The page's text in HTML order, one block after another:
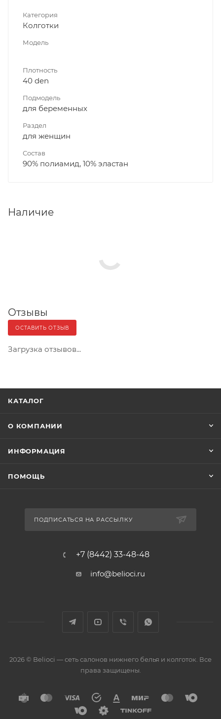
Категория
Колготки
Модель
Плотность
40 den
Подмодель
для беременных
Раздел
для женщин
Состав
90% полиамид, 10% эластан
Наличие
Отзывы
ОСТАВИТЬ ОТЗЫВ
Загрузка отзывов...
КАТАЛОГ
О КОМПАНИИ
ИНФОРМАЦИЯ
ПОМОЩЬ
ПОДПИСАТЬСЯ НА РАССЫЛКУ
+7 (8442) 33-48-48
info@belioci.ru
2026 © Belioci — сеть салонов нижнего белья и колготок. Все
права защищены.